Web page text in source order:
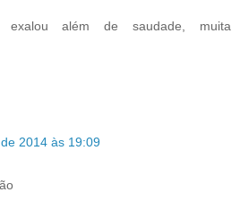
exalou além de saudade, muita
2014 às 19:09